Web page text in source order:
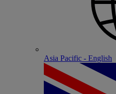
Asia Pacific - English